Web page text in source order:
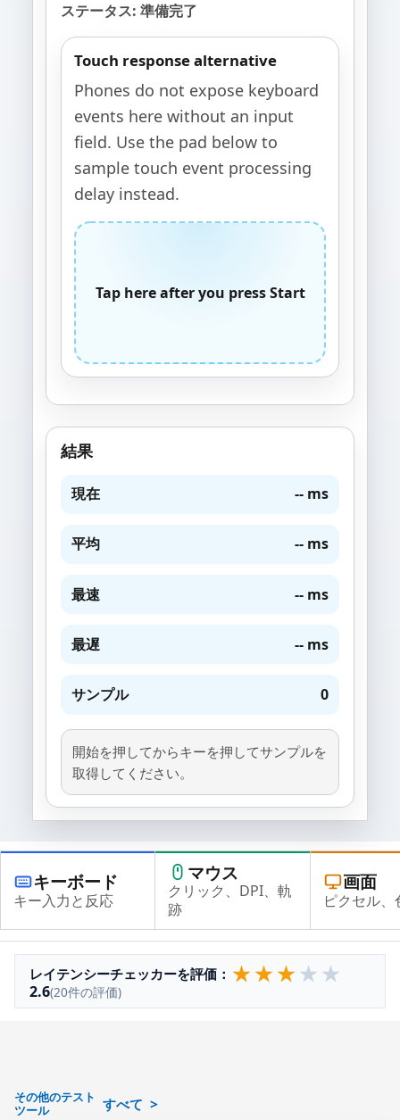
ステータス: 準備完了
Touch response alternative
Phones do not expose keyboard
events here without an input
field. Use the pad below to
sample touch event processing
delay instead.
Tap here after you press Start
結果
現在 -- ms
平均 -- ms
最速 -- ms
最遅 -- ms
サンプル 0
開始を押してからキーを押してサンプルを
取得してください。
キーボード
キー入力と反応
マウス
クリック、DPI、軌
跡
画面
ピクセル
レイテンシーチェッカーを評価： ★★★ ★ ★
2.6(20件の評価)
その他のテスト
ツール
すべて